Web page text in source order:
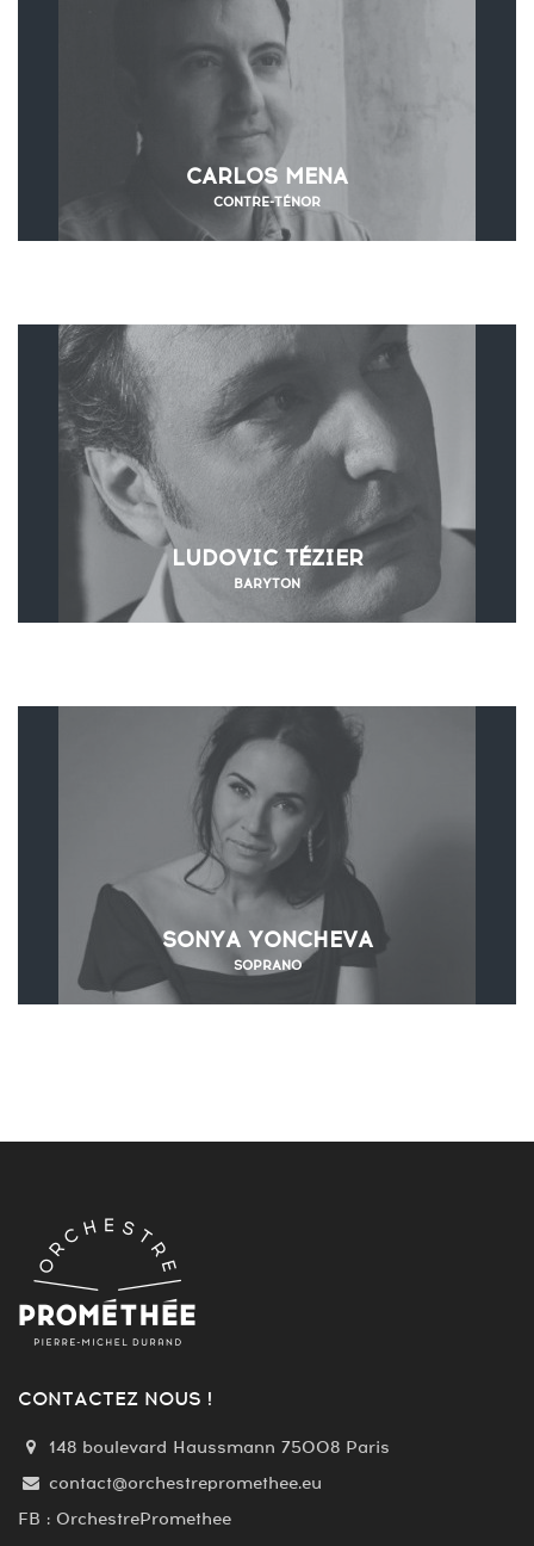
CARLOS MENA
CONTRE-TÉNOR
LUDOVIC TÉZIER
BARYTON
SONYA YONCHEVA
SOPRANO
CONTACTEZ NOUS !
148 boulevard Haussmann 75008 Paris
contact@orchestrepromethee.eu
FB : OrchestrePromethee